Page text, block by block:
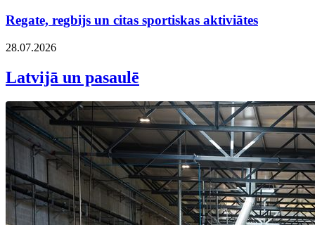
Regate, regbijs un citas sportiskas aktiviātes
28.07.2026
Latvijā un pasaulē